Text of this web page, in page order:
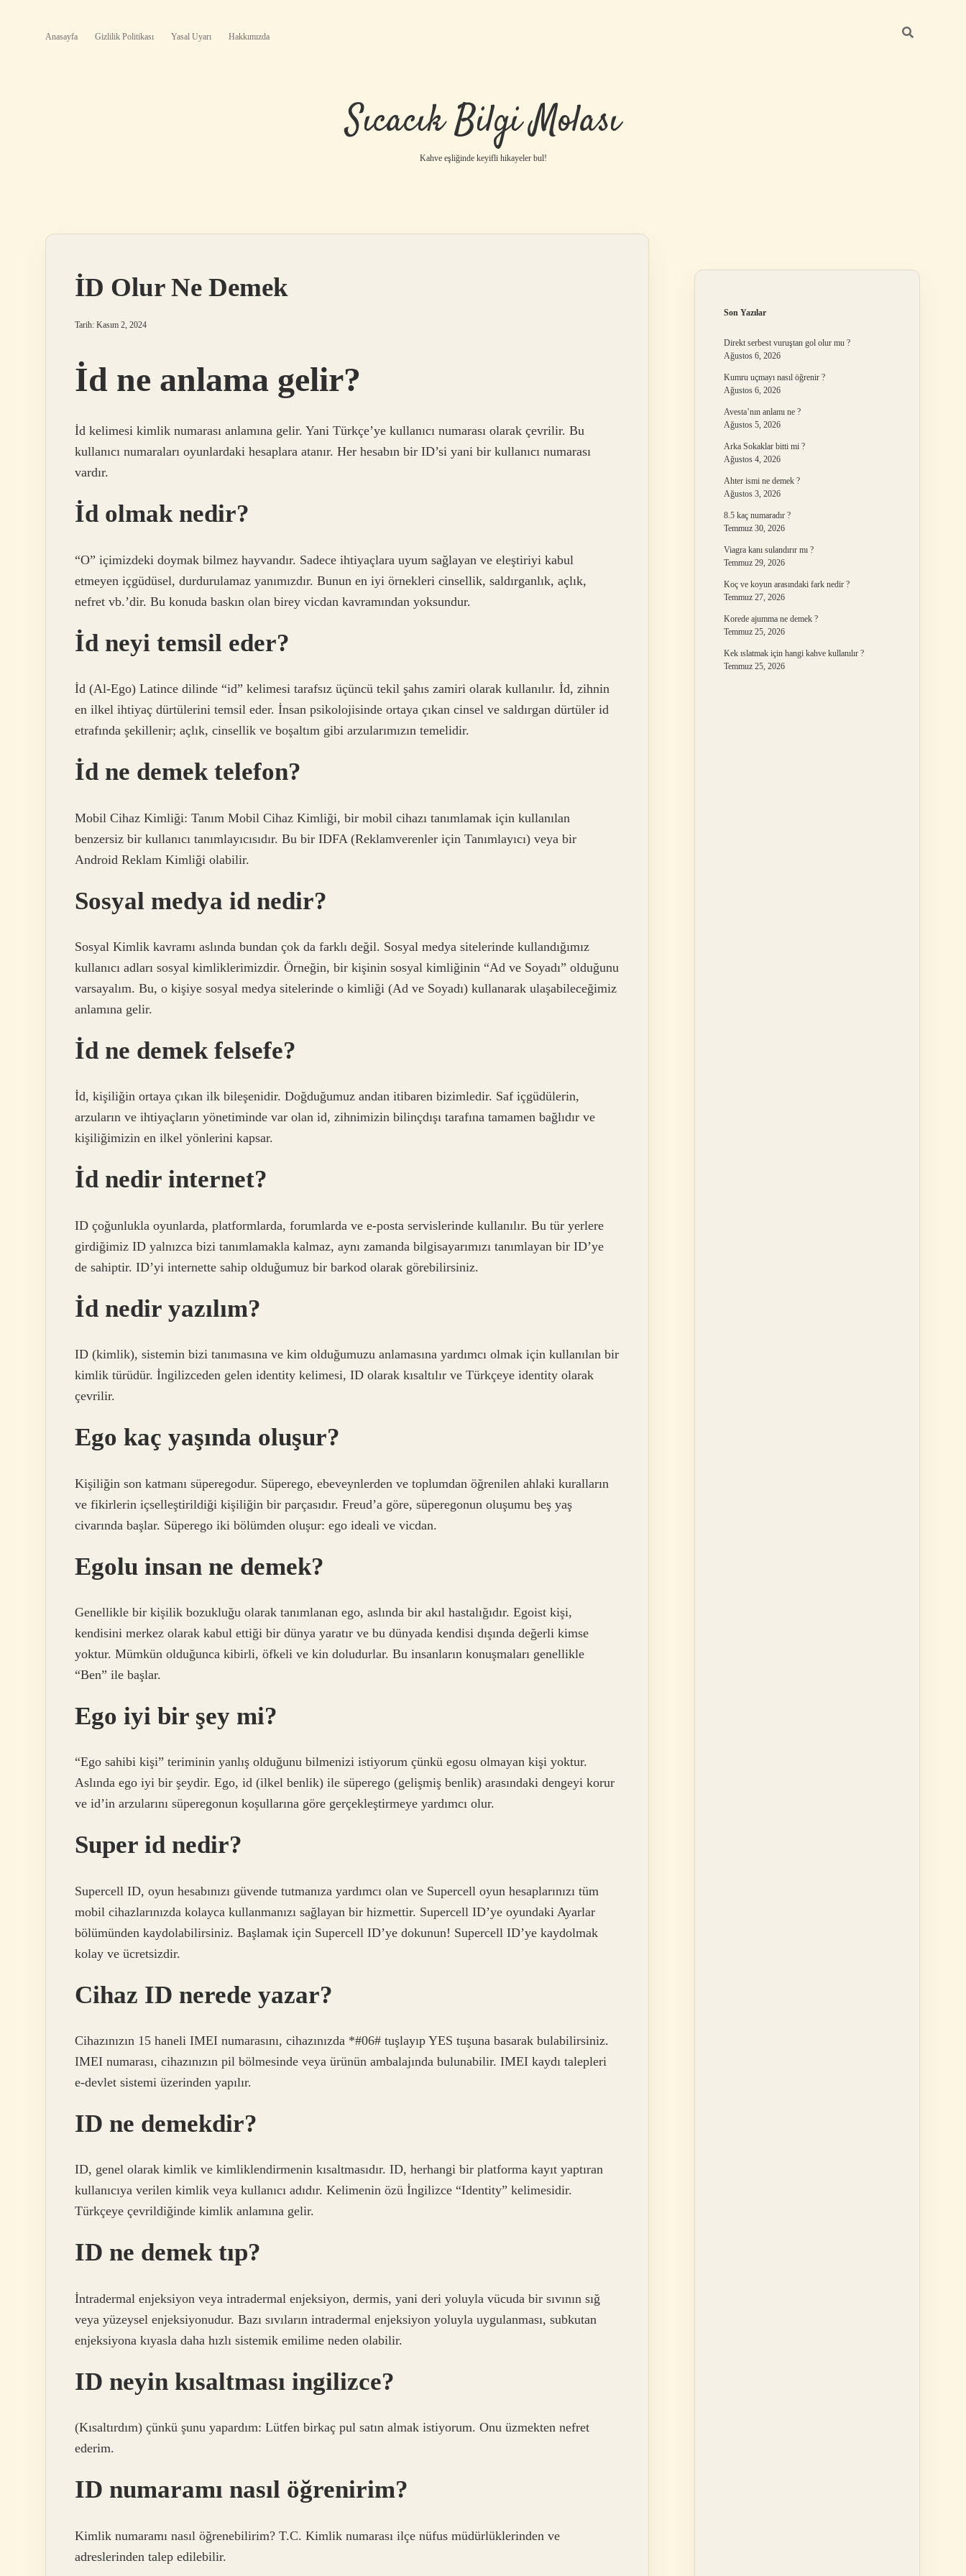
Anasayfa Gizlilik Politikası Yasal Uyarı Hakkımızda
Sıcacık Bilgi Molası
Kahve eşliğinde keyifli hikayeler bul!
İD Olur Ne Demek
Tarih: Kasım 2, 2024
İd ne anlama gelir?
İd kelimesi kimlik numarası anlamına gelir. Yani Türkçe’ye kullanıcı numarası olarak çevrilir. Bu
kullanıcı numaraları oyunlardaki hesaplara atanır. Her hesabın bir ID’si yani bir kullanıcı numarası
vardır.
İd olmak nedir?
“O” içimizdeki doymak bilmez hayvandır. Sadece ihtiyaçlara uyum sağlayan ve eleştiriyi kabul
etmeyen içgüdüsel, durdurulamaz yanımızdır. Bunun en iyi örnekleri cinsellik, saldırganlık, açlık,
nefret vb.’dir. Bu konuda baskın olan birey vicdan kavramından yoksundur.
İd neyi temsil eder?
İd (Al-Ego) Latince dilinde “id” kelimesi tarafsız üçüncü tekil şahıs zamiri olarak kullanılır. İd, zihnin
en ilkel ihtiyaç dürtülerini temsil eder. İnsan psikolojisinde ortaya çıkan cinsel ve saldırgan dürtüler id
etrafında şekillenir; açlık, cinsellik ve boşaltım gibi arzularımızın temelidir.
İd ne demek telefon?
Mobil Cihaz Kimliği: Tanım Mobil Cihaz Kimliği, bir mobil cihazı tanımlamak için kullanılan
benzersiz bir kullanıcı tanımlayıcısıdır. Bu bir IDFA (Reklamverenler için Tanımlayıcı) veya bir
Android Reklam Kimliği olabilir.
Sosyal medya id nedir?
Sosyal Kimlik kavramı aslında bundan çok da farklı değil. Sosyal medya sitelerinde kullandığımız
kullanıcı adları sosyal kimliklerimizdir. Örneğin, bir kişinin sosyal kimliğinin “Ad ve Soyadı” olduğunu
varsayalım. Bu, o kişiye sosyal medya sitelerinde o kimliği (Ad ve Soyadı) kullanarak ulaşabileceğimiz
anlamına gelir.
İd ne demek felsefe?
İd, kişiliğin ortaya çıkan ilk bileşenidir. Doğduğumuz andan itibaren bizimledir. Saf içgüdülerin,
arzuların ve ihtiyaçların yönetiminde var olan id, zihnimizin bilinçdışı tarafına tamamen bağlıdır ve
kişiliğimizin en ilkel yönlerini kapsar.
İd nedir internet?
ID çoğunlukla oyunlarda, platformlarda, forumlarda ve e-posta servislerinde kullanılır. Bu tür yerlere
girdiğimiz ID yalnızca bizi tanımlamakla kalmaz, aynı zamanda bilgisayarımızı tanımlayan bir ID’ye
de sahiptir. ID’yi internette sahip olduğumuz bir barkod olarak görebilirsiniz.
İd nedir yazılım?
ID (kimlik), sistemin bizi tanımasına ve kim olduğumuzu anlamasına yardımcı olmak için kullanılan bir
kimlik türüdür. İngilizceden gelen identity kelimesi, ID olarak kısaltılır ve Türkçeye identity olarak
çevrilir.
Ego kaç yaşında oluşur?
Kişiliğin son katmanı süperegodur. Süperego, ebeveynlerden ve toplumdan öğrenilen ahlaki kuralların
ve fikirlerin içselleştirildiği kişiliğin bir parçasıdır. Freud’a göre, süperegonun oluşumu beş yaş
civarında başlar. Süperego iki bölümden oluşur: ego ideali ve vicdan.
Egolu insan ne demek?
Genellikle bir kişilik bozukluğu olarak tanımlanan ego, aslında bir akıl hastalığıdır. Egoist kişi,
kendisini merkez olarak kabul ettiği bir dünya yaratır ve bu dünyada kendisi dışında değerli kimse
yoktur. Mümkün olduğunca kibirli, öfkeli ve kin doludurlar. Bu insanların konuşmaları genellikle
“Ben” ile başlar.
Ego iyi bir şey mi?
“Ego sahibi kişi” teriminin yanlış olduğunu bilmenizi istiyorum çünkü egosu olmayan kişi yoktur.
Aslında ego iyi bir şeydir. Ego, id (ilkel benlik) ile süperego (gelişmiş benlik) arasındaki dengeyi korur
ve id’in arzularını süperegonun koşullarına göre gerçekleştirmeye yardımcı olur.
Super id nedir?
Supercell ID, oyun hesabınızı güvende tutmanıza yardımcı olan ve Supercell oyun hesaplarınızı tüm
mobil cihazlarınızda kolayca kullanmanızı sağlayan bir hizmettir. Supercell ID’ye oyundaki Ayarlar
bölümünden kaydolabilirsiniz. Başlamak için Supercell ID’ye dokunun! Supercell ID’ye kaydolmak
kolay ve ücretsizdir.
Cihaz ID nerede yazar?
Cihazınızın 15 haneli IMEI numarasını, cihazınızda *#06# tuşlayıp YES tuşuna basarak bulabilirsiniz.
IMEI numarası, cihazınızın pil bölmesinde veya ürünün ambalajında ​​bulunabilir. IMEI kaydı talepleri
e-devlet sistemi üzerinden yapılır.
ID ne demekdir?
ID, genel olarak kimlik ve kimliklendirmenin kısaltmasıdır. ID, herhangi bir platforma kayıt yaptıran
kullanıcıya verilen kimlik veya kullanıcı adıdır. Kelimenin özü İngilizce “Identity” kelimesidir.
Türkçeye çevrildiğinde kimlik anlamına gelir.
ID ne demek tıp?
İntradermal enjeksiyon veya intradermal enjeksiyon, dermis, yani deri yoluyla vücuda bir sıvının sığ
veya yüzeysel enjeksiyonudur. Bazı sıvıların intradermal enjeksiyon yoluyla uygulanması, subkutan
enjeksiyona kıyasla daha hızlı sistemik emilime neden olabilir.
ID neyin kısaltması ingilizce?
(Kısaltırdım) çünkü şunu yapardım: Lütfen birkaç pul satın almak istiyorum. Onu üzmekten nefret
ederim.
ID numaramı nasıl öğrenirim?
Kimlik numaramı nasıl öğrenebilirim? T.C. Kimlik numarası ilçe nüfus müdürlüklerinden ve
adreslerinden talep edilebilir.
Son Yazılar
Direkt serbest vuruştan gol olur mu ?
Ağustos 6, 2026
Kumru uçmayı nasıl öğrenir ?
Ağustos 6, 2026
Avesta’nın anlamı ne ?
Ağustos 5, 2026
Arka Sokaklar bitti mi ?
Ağustos 4, 2026
Ahter ismi ne demek ?
Ağustos 3, 2026
8.5 kaç numaradır ?
Temmuz 30, 2026
Viagra kanı sulandırır mı ?
Temmuz 29, 2026
Koç ve koyun arasındaki fark nedir ?
Temmuz 27, 2026
Korede ajumma ne demek ?
Temmuz 25, 2026
Kek ıslatmak için hangi kahve kullanılır ?
Temmuz 25, 2026